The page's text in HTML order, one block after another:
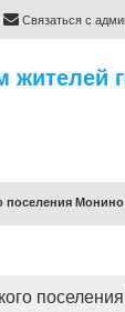
Связаться с
жителей
поселения Монино